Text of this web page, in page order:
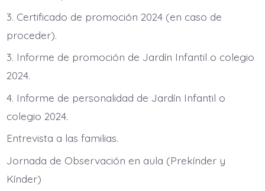
3. Certificado de promoción 2024 (en caso de
proceder).
3. Informe de promoción de Jardín Infantil o colegio
2024.
4. Informe de personalidad de Jardín Infantil o
colegio 2024.
Entrevista a las familias.
Jornada de Observación en aula (Prekínder y
Kínder)